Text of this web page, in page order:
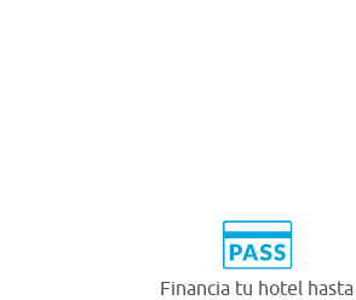
Financia tu hotel hasta